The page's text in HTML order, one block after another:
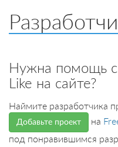
Нужна помощь с
Like на сайте?
Наймите разработчика
Добавьте проект на
под понравившимся